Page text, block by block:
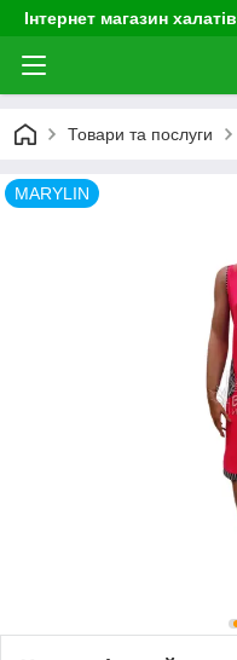
Інтернет магазин
Товари та послуги
MARYLIN